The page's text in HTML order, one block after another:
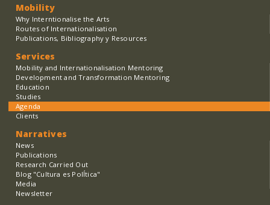
Mobility
Why Interntionalise the Arts
Routes of Internationalisation
Publications, Bibliography y Resources
Services
Mobility and Internationalisation Mentoring
Development and Transformation Mentoring
Education
Studies
Agenda
Clients
Narratives
News
Publications
Research Carried Out
Blog "Cultura es PolÍtica"
Media
Newsletter